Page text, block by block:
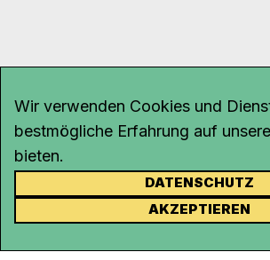
KONTAKT
Wir verwenden Cookies und
bestmögliche Erfahrung auf
bieten.
DATENSCHUTZ
AKZEPTIEREN